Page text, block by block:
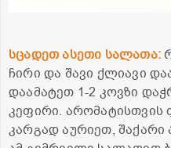
სცადეთ ასეთი სალათა:
ჩირი და შავი ქლიავი
დაამატეთ 1-2 კოვზი
კეფირი.
კარგად აურიეთ,